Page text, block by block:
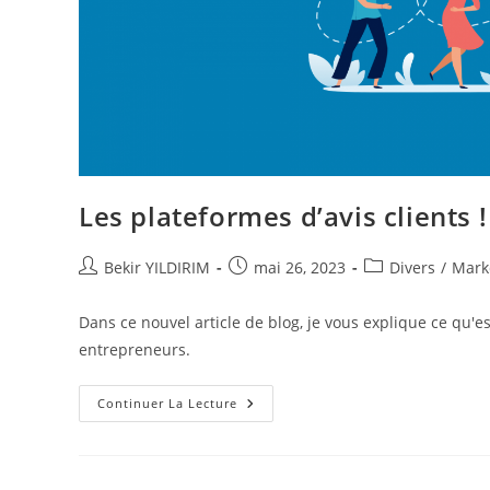
Les plateformes d’avis clients !
Auteur/autrice
publication :
Bekir YILDIRIM
Publication
mai 26, 2023
PostDivers /
Dans ce nouvel article de blog, je vous explique ce
entrepreneurs.
Continuer La Lecture Les
Plateformes